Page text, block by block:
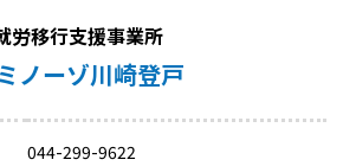
労移行支援事業所
ノーゾ川崎登戸
044-299-9622